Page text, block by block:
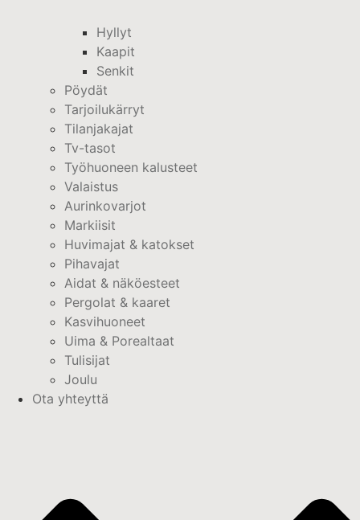
Hyllyt
Kaapit
Senkit
Pöydät
Tarjoilukärryt
Tilanjakajat
Tv-tasot
Työhuoneen kalusteet
Valaistus
Aurinkovarjot
Markiisit
Huvimajat & katokset
Pihavajat
Aidat & näköesteet
Pergolat & kaaret
Kasvihuoneet
Uima & Porealtaat
Tulisijat
Joulu
Ota yhteyttä